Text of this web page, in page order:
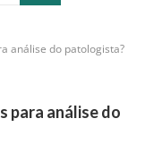
análise do patologista?
para análise do